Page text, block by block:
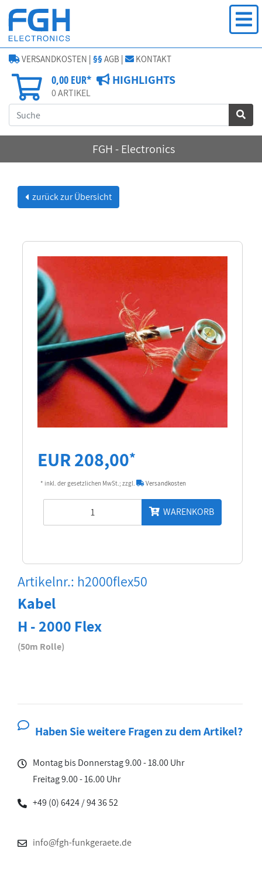
VERSANDKOSTEN | §§AGB | KONTAKT
0,00 EUR*
0ARTIKEL
HIGHLIGHTS
FGH - Electronics
zurück zur Übersicht
EUR 208,00*
* inkl. der gesetzlichen MwSt.; zzgl. Versandkosten
WARENKORB
Artikelnr.: h2000flex50
Kabel
H - 2000 Flex
(50m Rolle)
Haben Sie weitere Fragen zu dem Artikel?
Montag bis Donnerstag 9.00 - 18.00 Uhr
Freitag 9.00 - 16.00 Uhr
+49 (0) 6424 / 94 36 52
info@fgh-funkgeraete.de